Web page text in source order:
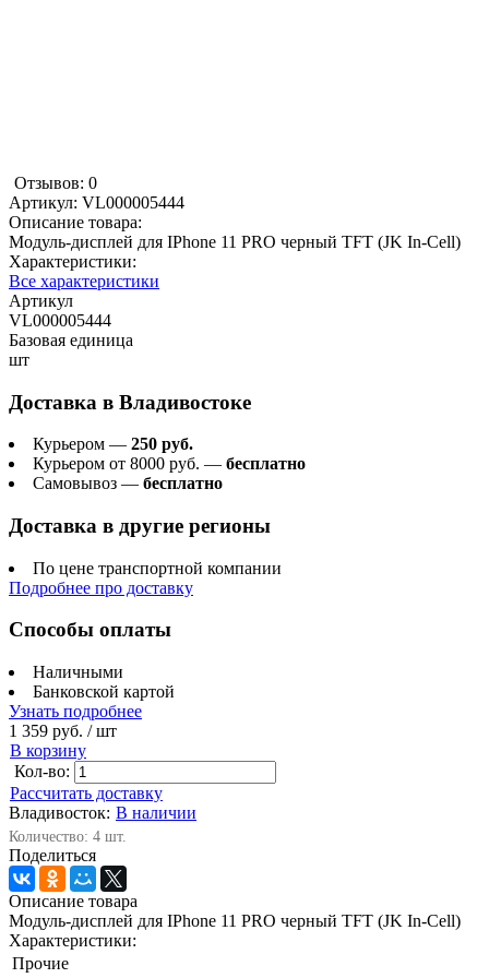
Отзывов: 0
Артикул: VL000005444
Описание товара:
Модуль-дисплей для IPhone 11 PRO черный TFT (JK In-Cell)
Характеристики:
Все характеристики
Артикул
VL000005444
Базовая единица
шт
Доставка в Владивостоке
Курьером — 250 руб.
Курьером от 8000 руб. — бесплатно
Самовывоз — бесплатно
Доставка в другие регионы
По цене транспортной компании
Подробнее про доставку
Способы оплаты
Наличными
Банковской картой
Узнать подробнее
1 359 руб. / шт
В корзину
Кол-во:
Рассчитать доставку
Владивосток: В наличии
Количество: 4 шт.
Поделиться
Описание товара
Модуль-дисплей для IPhone 11 PRO черный TFT (JK In-Cell)
Характеристики:
Прочие